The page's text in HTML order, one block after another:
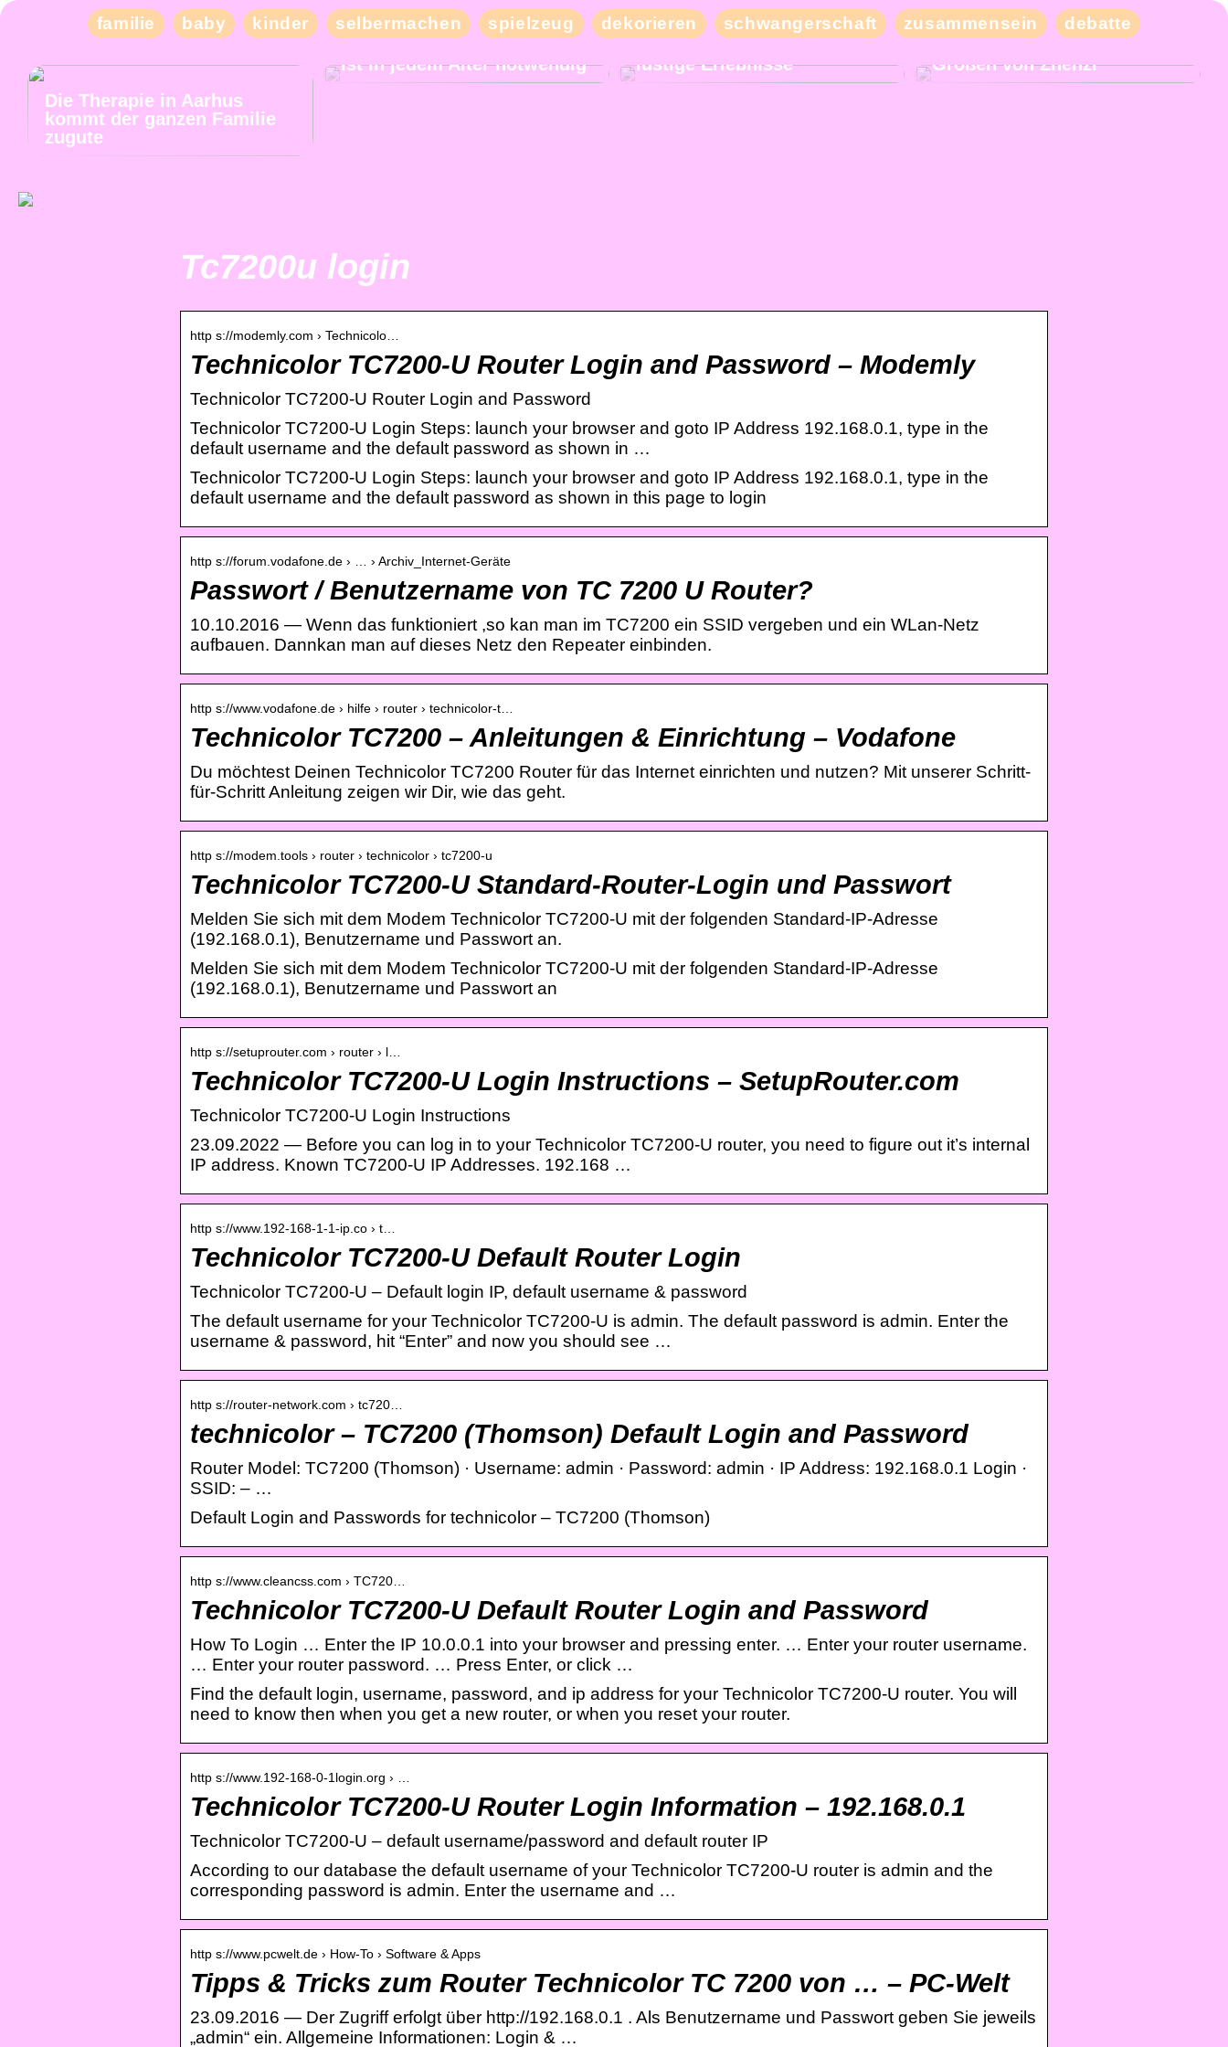
familie baby kinder selbermachen spielzeug dekorieren schwangerschaft zusammensein debatte
Die Therapie in Aarhus
kommt der ganzen Familie
zugute
ist in jedem Alter notwendig
Besuchen Sie unser
Nachbarland und erleben Sie
lustige Erlebnisse
Kaufen Sie moderne und
Größen von Zhenzi
Tc7200u login
http s://modemly.com › Technicolo…
Technicolor TC7200-U Router Login and Password – Modemly
Technicolor TC7200-U Router Login and Password
Technicolor TC7200-U Login Steps: launch your browser and goto IP Address 192.168.0.1, type in the
default username and the default password as shown in …
Technicolor TC7200-U Login Steps: launch your browser and goto IP Address 192.168.0.1, type in the
default username and the default password as shown in this page to login
http s://forum.vodafone.de › … › Archiv_Internet-Geräte
Passwort / Benutzername von TC 7200 U Router?
10.10.2016 — Wenn das funktioniert ,so kan man im TC7200 ein SSID vergeben und ein WLan-Netz
aufbauen. Dannkan man auf dieses Netz den Repeater einbinden.
http s://www.vodafone.de › hilfe › router › technicolor-t…
Technicolor TC7200 – Anleitungen & Einrichtung – Vodafone
Du möchtest Deinen Technicolor TC7200 Router für das Internet einrichten und nutzen? Mit unserer Schritt-
für-Schritt Anleitung zeigen wir Dir, wie das geht.
http s://modem.tools › router › technicolor › tc7200-u
Technicolor TC7200-U Standard-Router-Login und Passwort
Melden Sie sich mit dem Modem Technicolor TC7200-U mit der folgenden Standard-IP-Adresse
(192.168.0.1), Benutzername und Passwort an.
Melden Sie sich mit dem Modem Technicolor TC7200-U mit der folgenden Standard-IP-Adresse
(192.168.0.1), Benutzername und Passwort an
http s://setuprouter.com › router › l…
Technicolor TC7200-U Login Instructions – SetupRouter.com
Technicolor TC7200-U Login Instructions
23.09.2022 — Before you can log in to your Technicolor TC7200-U router, you need to figure out it’s internal
IP address. Known TC7200-U IP Addresses. 192.168 …
http s://www.192-168-1-1-ip.co › t…
Technicolor TC7200-U Default Router Login
Technicolor TC7200-U – Default login IP, default username & password
The default username for your Technicolor TC7200-U is admin. The default password is admin. Enter the
username & password, hit “Enter” and now you should see …
http s://router-network.com › tc720…
technicolor – TC7200 (Thomson) Default Login and Password
Router Model: TC7200 (Thomson) · Username: admin · Password: admin · IP Address: 192.168.0.1 Login ·
SSID: – …
Default Login and Passwords for technicolor – TC7200 (Thomson)
http s://www.cleancss.com › TC720…
Technicolor TC7200-U Default Router Login and Password
How To Login … Enter the IP 10.0.0.1 into your browser and pressing enter. … Enter your router username.
… Enter your router password. … Press Enter, or click …
Find the default login, username, password, and ip address for your Technicolor TC7200-U router. You will
need to know then when you get a new router, or when you reset your router.
http s://www.192-168-0-1login.org › …
Technicolor TC7200-U Router Login Information – 192.168.0.1
Technicolor TC7200-U – default username/password and default router IP
According to our database the default username of your Technicolor TC7200-U router is admin and the
corresponding password is admin. Enter the username and …
http s://www.pcwelt.de › How-To › Software & Apps
Tipps & Tricks zum Router Technicolor TC 7200 von … – PC-Welt
23.09.2016 — Der Zugriff erfolgt über http://192.168.0.1 . Als Benutzername und Passwort geben Sie jeweils
„admin“ ein. Allgemeine Informationen: Login & …